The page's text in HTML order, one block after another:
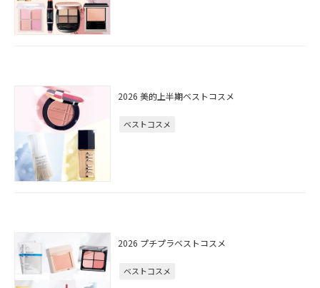
2026 美的上半期ベストコスメ
ベストコスメ
2026 プチプラベストコスメ
ベストコスメ